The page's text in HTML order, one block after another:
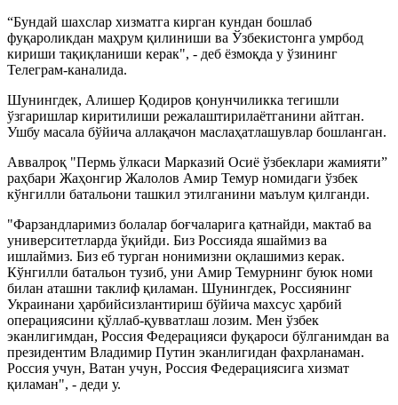
“Бундай шахслар хизматга кирган кундан бошлаб
фуқароликдан маҳрум қилиниши ва Ўзбекистонга умрбод
кириши тақиқланиши керак", - деб ёзмоқда у ўзининг
Телеграм-каналида.
Шунингдек, Алишер Қодиров қонунчиликка тегишли
ўзгаришлар киритилиши режалаштирилаётганини айтган.
Ушбу масала бўйича аллақачон маслаҳатлашувлар бошланган.
Аввалроқ "Пермь ўлкаси Марказий Осиё ўзбеклари жамияти”
раҳбари Жаҳонгир Жалолов Амир Темур номидаги ўзбек
кўнгилли батальони ташкил этилганини маълум қилганди.
"Фарзандларимиз болалар боғчаларига қатнайди, мактаб ва
университетларда ўқийди. Биз Россияда яшаймиз ва
ишлаймиз. Биз еб турган нонимизни оқлашимиз керак.
Кўнгилли батальон тузиб, уни Амир Темурнинг буюк номи
билан аташни таклиф қиламан. Шунингдек, Россиянинг
Украинани ҳарбийсизлантириш бўйича махсус ҳарбий
операциясини қўллаб-қувватлаш лозим. Мен ўзбек
эканлигимдан, Россия Федерацияси фуқароси бўлганимдан ва
президентим Владимир Путин эканлигидан фахрланаман.
Россия учун, Ватан учун, Россия Федерациясига хизмат
қиламан", - деди у.